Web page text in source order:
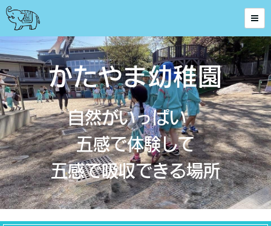
かたやま幼稚園
自然がいっぱい
五感で体験して
五感で吸収できる場所